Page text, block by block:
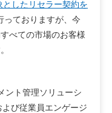
したリセラー契約を
っておりますが、今
べての市場のお客様
ント管理ソリューシ
よび従業員エンゲージ